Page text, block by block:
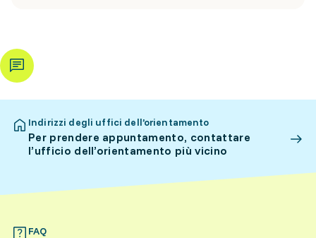
Indirizzi degli uffici dell’orientamento
Per prendere appuntamento, contattare
l’ufficio dell’orientamento più vicino
FAQ